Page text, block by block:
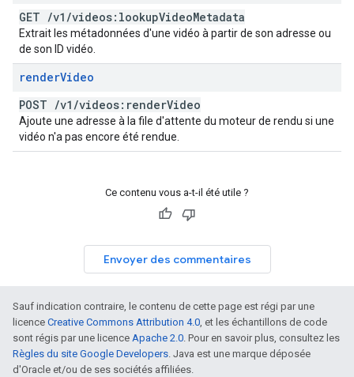
GET /v1 /videos:lookupVideoMetadata
Extrait les métadonnées d'une vidéo à partir de son adresse ou
de son ID vidéo.
renderVideo
POST /v1 /videos:renderVideo
Ajoute une adresse à la file d'attente du moteur de rendu si une
vidéo n'a pas encore été rendue.
Ce contenu vous a-t-il été utile ?
Envoyer des commentaires
Sauf indication contraire, le contenu de cette page est régi par une
licence Creative Commons Attribution 4.0, et les échantillons de code
sont régis par une licence Apache 2.0. Pour en savoir plus, consultez les
Règles du site Google Developers. Java est une marque déposée
d'Oracle et/ou de ses sociétés affiliées.